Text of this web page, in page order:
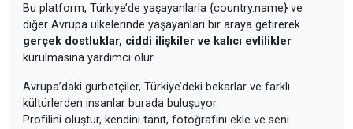
Bu platform, Türkiye’de yaşayanlarla {country.name} ve
diğer Avrupa ülkelerinde yaşayanları bir araya getirerek
gerçek dostluklar, ciddi ilişkiler ve kalıcı evlilikler
kurulmasına yardımcı olur.
Avrupa’daki gurbetçiler, Türkiye’deki bekarlar ve farklı
kültürlerden insanlar burada buluşuyor.
Profilini oluştur, kendini tanıt, fotoğrafını ekle ve seni